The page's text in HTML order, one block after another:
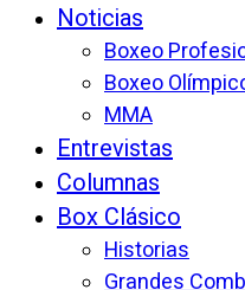
Noticias
Boxeo
Boxeo
MMA
Entrevistas
Columnas
Box Clásico
Historias
Grandes